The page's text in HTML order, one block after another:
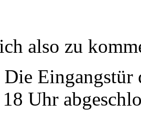
also zu
Die Eingangstür
Uhr